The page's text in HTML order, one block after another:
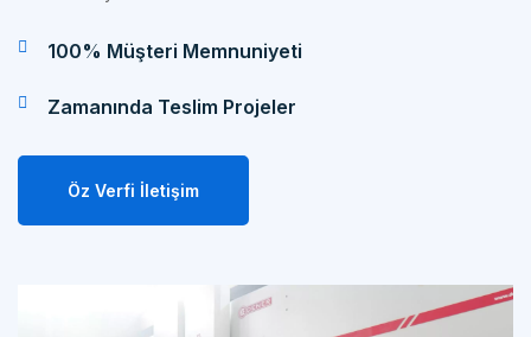
Zamanında Teslim Projeler